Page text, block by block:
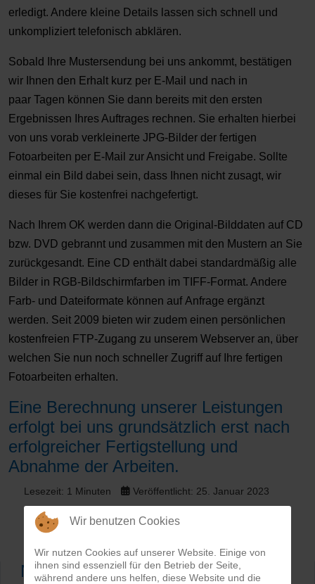
erledigt. Andere kleine Details lassen sich schnell und
unkompliziert telefonisch abklären.
Sobald Ihre Mustersendung bei uns ankommt, bestätigen
wir Ihnen den Erhalt kurz per E-Mail und nach in
paar Tagen können Sie dann bereits mit den ersten
Ergebnissen Ihres Auftrages rechnen. Sie erhalten hierbei
von uns vorab verkleinerte JPG-Bilder der fertigen
Fotoarbeiten per E-Mail zur Ansicht und Freigabe. Sollte
einmal ein Bild dabei sein, dass Ihnen nicht zusagt, wir
dieses für Sie kostenfrei nachgefertigt.
Nach Ihrem OK werden dann die Original-Bilddaten auf CD
bzw. DVD gebrannt und zusammen mit den Mustern an Sie
zurückgesandt. Eine CD enthält dabei standardmäßig alle
Bilder in RGB-Bildschirmfarben im TIFF-Format. Andere
Farb- und Dateiformate können auf Anfrage ergänzt
werden. Seit 2009 bieten wir zudem einen persönlichen
kostenfreien FTP-Zugang zu unserem Webserver an, über
welchen Sie nun noch schneller Zugriff auf Ihre fertigen
Fotoarbeiten erhalten.
Eine Berechnung unserer Leistungen
erfolgt bei uns grundsätzlich erst nach
erfolgreicher Fertigstellung und
Abnahme der Arbeiten.
Lesezeit: 1 Minuten Veröffentlicht: 25. Januar 2023
Neueste Artikel
Wir benutzen Cookies
Wir nutzen Cookies auf unserer Website. Einige von
ihnen sind essenziell für den Betrieb der Seite,
während andere uns helfen, diese Website und die